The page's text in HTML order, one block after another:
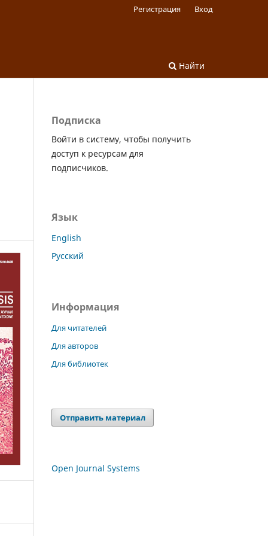
Найти
Регистрация Вход
Подписка
Войти в систему, чтобы получить
доступ к ресурсам для
подписчиков.
Язык
English
Русский
Информация
Для читателей
Для авторов
Для библиотек
Отправить материал
Open Journal Systems